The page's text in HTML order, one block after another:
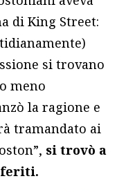
di King Street:
si trovano
meno
la ragione e
tramandato ai
si trovò a
feriti.